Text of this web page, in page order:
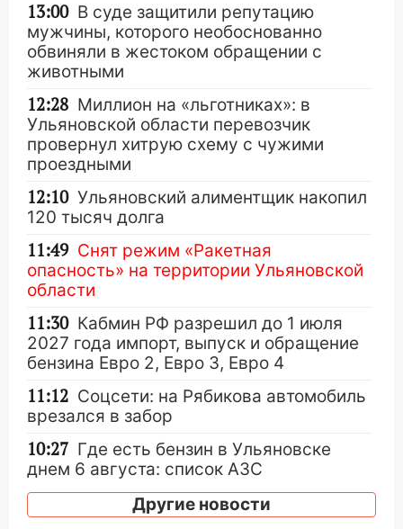
13:00 В суде защитили репутацию
мужчины, которого необоснованно
обвиняли в жестоком обращении с
животными
12:28 Миллион на «льготниках»: в
Ульяновской области перевозчик
провернул хитрую схему с чужими
проездными
12:10 Ульяновский алиментщик накопил
120 тысяч долга
11:49 Снят режим «Ракетная
опасность» на территории Ульяновской
области
11:30 Кабмин РФ разрешил до 1 июля
2027 года импорт, выпуск и обращение
бензина Евро 2, Евро 3, Евро 4
11:12 Соцсети: на Рябикова автомобиль
врезался в забор
10:27 Где есть бензин в Ульяновске
днем 6 августа: список АЗС
10:16
Внимание! В Ульяновской области
объявлена ракетная опасность
Другие новости